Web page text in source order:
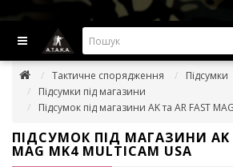
ВИГІДНІ ПРОПОЗИЦІІ — ЗНИЖКИ ДО -
Тактичне спорядження
Підсумки
Підсумки під магазини
Підсумок під магазини AK та AR FAST
ПІДСУМОК ПІД МАГАЗИНИ AK
MAG MK4 MULTICAM USA